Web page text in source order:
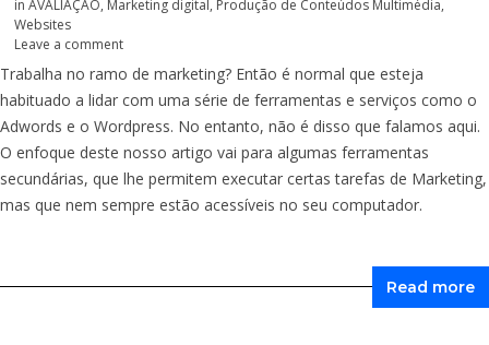
in AVALIAÇÃO, Marketing digital, Produção de Conteúdos Multimédia,
Websites
Leave a comment
Trabalha no ramo de marketing? Então é normal que esteja
habituado a lidar com uma série de ferramentas e serviços como o
Adwords e o Wordpress. No entanto, não é disso que falamos aqui.
O enfoque deste nosso artigo vai para algumas ferramentas
secundárias, que lhe permitem executar certas tarefas de Marketing,
mas que nem sempre estão acessíveis no seu computador.
Read more